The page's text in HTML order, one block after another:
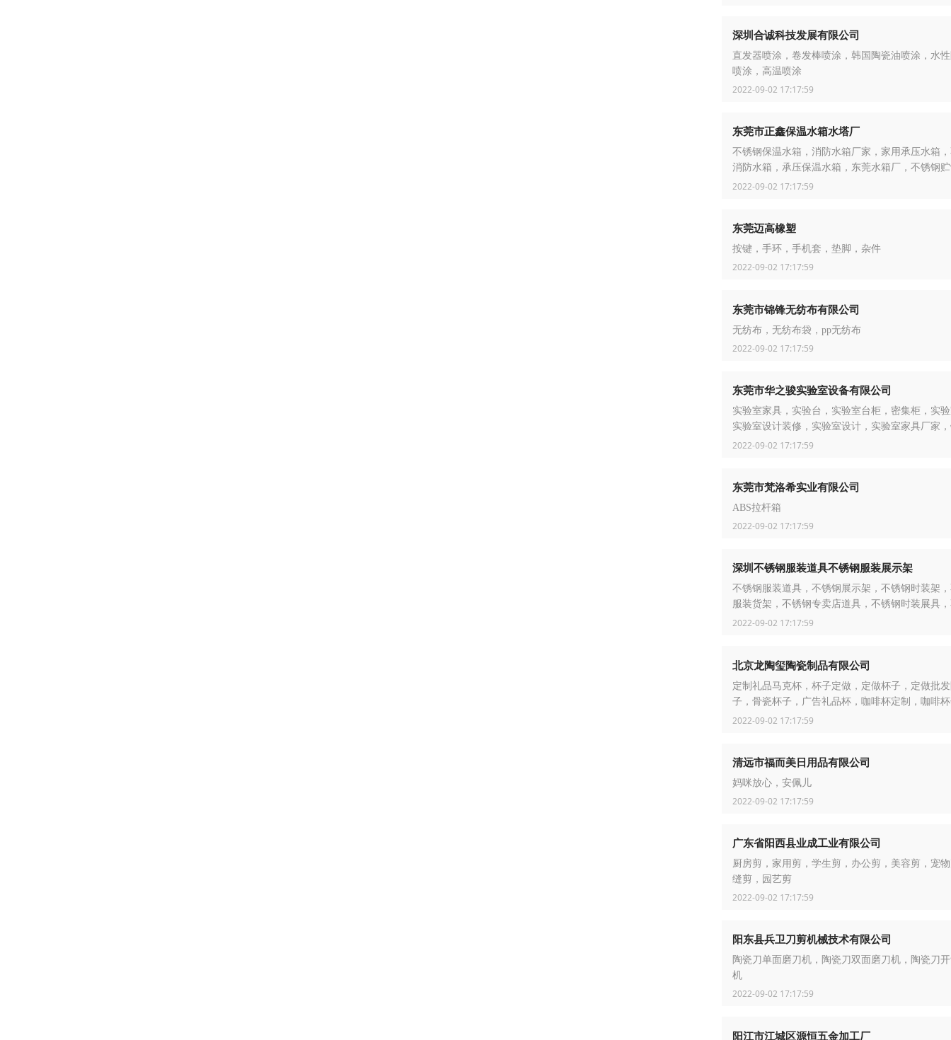
深圳合诚科技发展有限公司
直发器喷涂，卷发棒喷涂，韩国陶瓷油喷涂，水
喷涂，高温喷涂
2022-09-02 17:17:59
东莞市正鑫保温水箱水塔厂
不锈钢保温水箱，消防水箱厂家，家用承压水箱
消防水箱，承压保温水箱，东莞水箱厂，不锈钢
锈钢保温水箱厂家，热泵保温水箱，压力容器
2022-09-02 17:17:59
东莞迈高橡塑
按键，手环，手机套，垫脚，杂件
2022-09-02 17:17:59
东莞市锦锋无纺布有限公司
无纺布，无纺布袋，pp无纺布
2022-09-02 17:17:59
东莞市华之骏实验室设备有限公司
实验室家具，实验台，实验室台柜，密集柜，实
实验室设计装修，实验室设计，实验室家具厂家
验台，档案密集架，档案密集柜
2022-09-02 17:17:59
东莞市梵洛希实业有限公司
ABS拉杆箱
2022-09-02 17:17:59
深圳不锈钢服装道具不锈钢服装展示架
不锈钢服装道具，不锈钢展示架，不锈钢时装架
服装货架，不锈钢专卖店道具，不锈钢时装展具
鞋业道具，不锈钢童装衣架，不锈钢内衣展示架
2022-09-02 17:17:59
北京龙陶玺陶瓷制品有限公司
定制礼品马克杯，杯子定做，定做杯子，定做批
子，骨瓷杯子，广告礼品杯，咖啡杯定制，咖啡
发，礼品咖啡杯，礼品马克杯，礼品陶瓷杯，马
2022-09-02 17:17:59
清远市福而美日用品有限公司
妈咪放心，安佩儿
2022-09-02 17:17:59
广东省阳西县业成工业有限公司
厨房剪，家用剪，学生剪，办公剪，美容剪，宠
缝剪，园艺剪
2022-09-02 17:17:59
阳东县兵卫刀剪机械技术有限公司
陶瓷刀单面磨刀机，陶瓷刀双面磨刀机，陶瓷刀
机
2022-09-02 17:17:59
阳江市江城区源恒五金加工厂